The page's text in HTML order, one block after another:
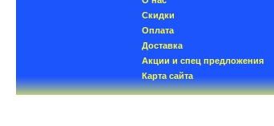
Скидки
Oплатa
Доставка
Акции и спец предложения
Карта сайта